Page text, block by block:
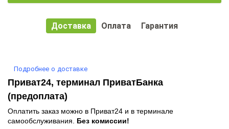
Доставка Оплата Гарантия
Подробнее о доставке
Приват24, терминал ПриватБанка
(предоплата)
Оплатить заказ можно в Приват24 и в терминале
самообслуживания. Без комиссии!